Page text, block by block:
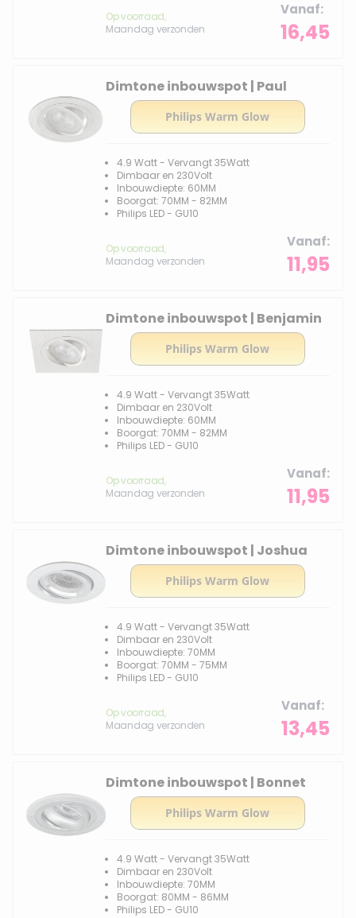
Op voorraad,
Maandag verzonden
Vanaf
16,45
Dimtone inbouwspot | Paul
4.9 Watt - Vervangt 35Watt
Dimbaar en 230Volt
Inbouwdiepte: 60MM
Boorgat: 70MM - 82MM
Philips LED - GU10
Op voorraad,
Maandag verzonden
Vanaf
11,95
Dimtone inbouwspot | Benjamin
4.9 Watt - Vervangt 35Watt
Dimbaar en 230Volt
Inbouwdiepte: 60MM
Boorgat: 70MM - 82MM
Philips LED - GU10
Op voorraad,
Maandag verzonden
Vanaf
11,95
Dimtone inbouwspot | Joshua
4.9 Watt - Vervangt 35Watt
Dimbaar en 230Volt
Inbouwdiepte: 70MM
Boorgat: 70MM - 75MM
Philips LED - GU10
Op voorraad,
Maandag verzonden
Vanaf
13,45
Dimtone inbouwspot | Bonnet
4.9 Watt - Vervangt 35Watt
Dimbaar en 230Volt
Inbouwdiepte: 70MM
Boorgat: 80MM - 86MM
Philips LED - GU10